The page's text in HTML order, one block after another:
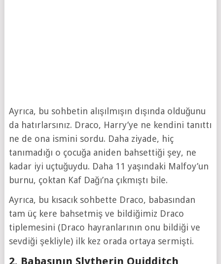
Ayrıca, bu sohbetin alışılmışın dışında olduğunu
da hatırlarsınız. Draco, Harry’ye ne kendini tanıttı
ne de ona ismini sordu. Daha ziyade, hiç
tanımadığı o çocuğa aniden bahsettiği şey, ne
kadar iyi uçtuğuydu. Daha 11 yaşındaki Malfoy’un
burnu, çoktan Kaf Dağı’na çıkmıştı bile.
Ayrıca, bu kısacık sohbette Draco, babasından
tam üç kere bahsetmiş ve bildiğimiz Draco
tiplemesini (Draco hayranlarının onu bildiği ve
sevdiği şekliyle) ilk kez orada ortaya sermişti.
2. Babasının Slytherin Quidditch